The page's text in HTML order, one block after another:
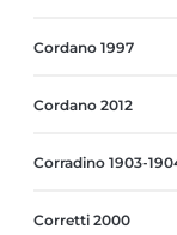
Cordano 1997
Cordano 2012
Corradino 1903-
Corretti 2000